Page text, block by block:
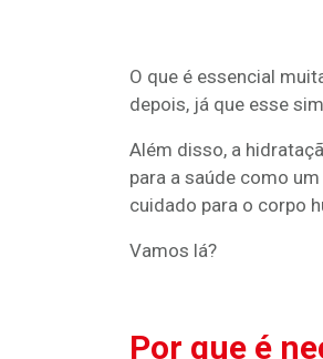
O que é essencial
depois, já que esse
Além disso, a
para a saúde como
cuidado para o corpo
Vamos lá?
Por que é